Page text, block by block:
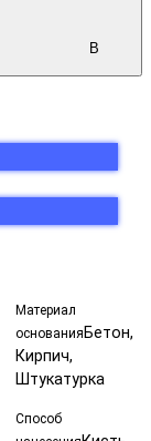
В
Материал
основания Бетон,
Кирпич,
Штукатурка
Способ